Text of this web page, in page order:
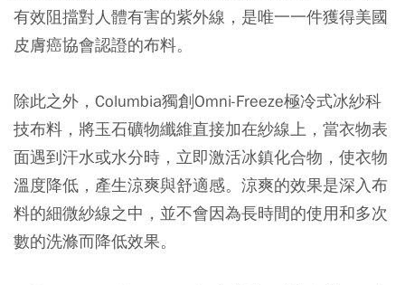
有效阻擋對人體有害的紫外線，是唯一一件獲得美國
皮膚癌協會認證的布料。
除此之外，Columbia獨創Omni-Freeze極冷式冰紗科
技布料，將玉石礦物纖維直接加在紗線上，當衣物表
面遇到汗水或水分時，立即激活冰鎮化合物，使衣物
溫度降低，產生涼爽與舒適感。涼爽的效果是深入布
料的細微紗線之中，並不會因為長時間的使用和多次
數的洗滌而降低效果。